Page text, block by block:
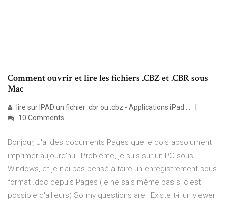
Comment ouvrir et lire les fichiers .CBZ et .CBR sous
Mac
lire sur IPAD un fichier .cbr ou .cbz - Applications iPad ...
10 Comments
Bonjour, J'ai des documents Pages que je dois absolument
imprimer aujourd'hui. Problème, je suis sur un PC sous
Windows, et je n'ai pas pensé à faire un enregistrement sous
format .doc depuis Pages (je ne sais même pas si c'est
possible d'ailleurs) So my questions are : Existe t-il un viewer